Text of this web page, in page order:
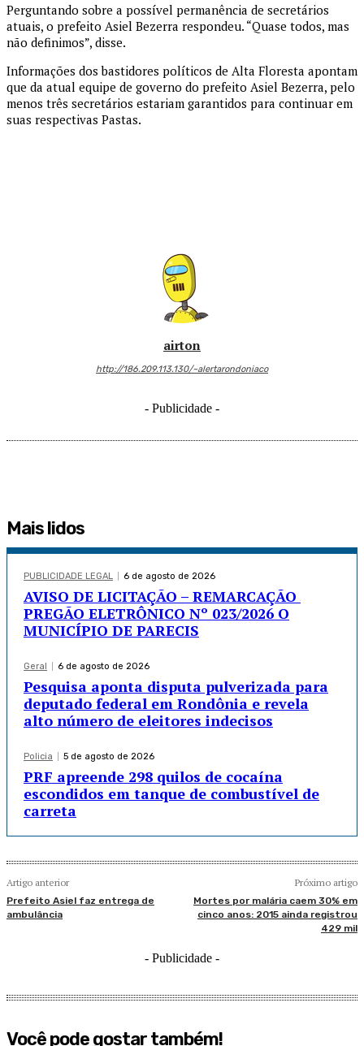
Perguntando sobre a possível permanência de secretários
atuais, o prefeito Asiel Bezerra respondeu. “Quase todos, mas
não definimos”, disse.
Informações dos bastidores políticos de Alta Floresta apontam
que da atual equipe de governo do prefeito Asiel Bezerra, pelo
menos três secretários estariam garantidos para continuar em
suas respectivas Pastas.
airton
http://186.209.113.130/~alertarondoniaco
- Publicidade -
Mais lidos
PUBLICIDADE LEGAL 6 de agosto de 2026
AVISO DE LICITAÇÃO – REMARCAÇÃO
PREGÃO ELETRÔNICO Nº 023/2026 O
MUNICÍPIO DE PARECIS
Geral 6 de agosto de 2026
Pesquisa aponta disputa pulverizada para
deputado federal em Rondônia e revela
alto número de eleitores indecisos
Policia 5 de agosto de 2026
PRF apreende 298 quilos de cocaína
escondidos em tanque de combustível de
carreta
Artigo anterior
Prefeito Asiel faz entrega de
ambulância
Próximo artigo
Mortes por malária caem 30% em
cinco anos: 2015 ainda registrou
429 mil
- Publicidade -
Você pode gostar também!